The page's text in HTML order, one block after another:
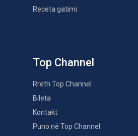
Receta gatimi
Top Channel
Rreth Top Channel
Bileta
Kontakt
Puno në Top Channel